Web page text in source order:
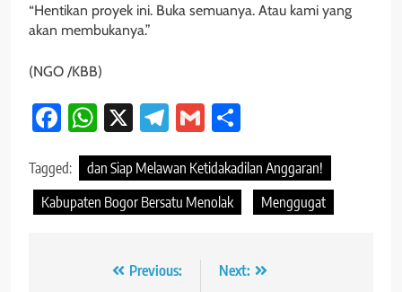
“Hentikan proyek ini. Buka semuanya. Atau kami yang
akan membukanya.”
(NGO /KBB)
Facebook
WhatsApp
X Telegram
Gmail
Tagged:
dan Siap Melawan Ketidakadilan Anggaran!
Kabupaten Bogor Bersatu Menolak
Menggugat
Navigasi Previous:
Next: